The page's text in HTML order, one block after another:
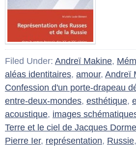
Filed Under: Andreï Makine,
aléas identitaires, amour, Andreï
Confession d'un porte-drapeau
entre-deux-mondes, esthétique,
acoustique, images
Terre et le ciel de Jacques Dorme
Pierre Ier, représentation, Russie,